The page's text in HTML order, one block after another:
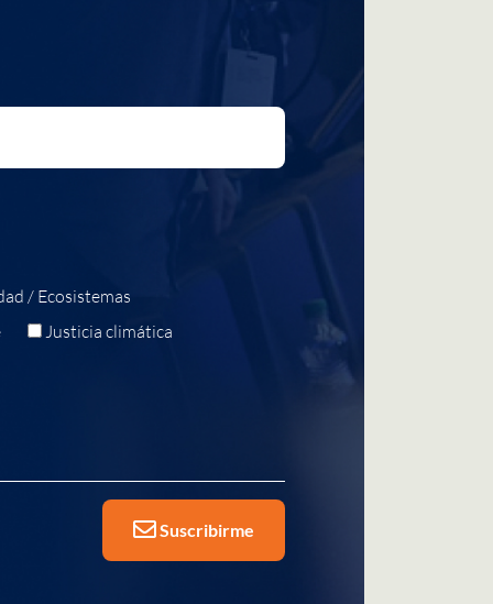
/ Ecosistemas
Justicia climática
Suscribirme